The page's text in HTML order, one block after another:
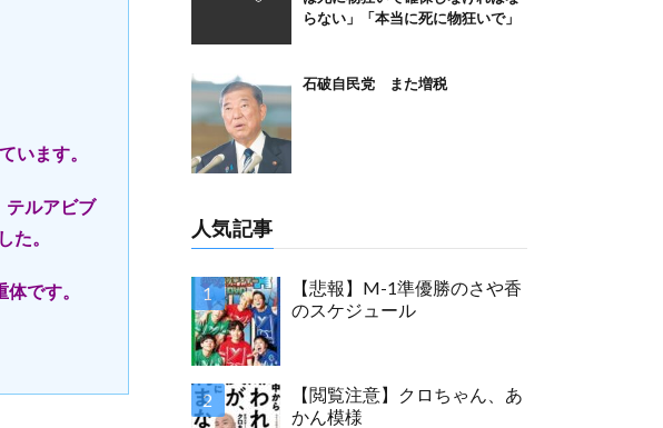
います。
テルアビブ
た。
です。
らない」「本当に死に物狂いで」
石破自民党 また増税
人気記事
【悲報】M-1準優勝のさや香
のスケジュール
【閲覧注意】クロちゃん、あ
かん模様